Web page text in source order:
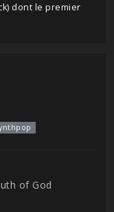
dont le premier
of God